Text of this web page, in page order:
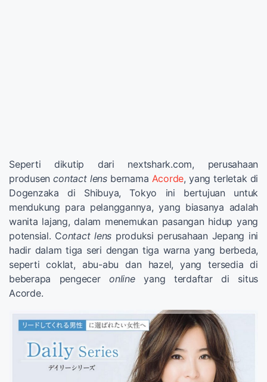
Seperti dikutip dari nextshark.com, perusahaan
produsencontact lensbernama Acorde, yang terletak di
Dogenzaka di Shibuya, Tokyo ini bertujuan untuk
mendukung para pelanggannya, yang biasanya adalah
wanita lajang, dalam menemukan pasangan hidup yang
potensial. Contact lens produksi perusahaan Jepang ini
hadir dalam tiga seri dengan tiga warna yang berbeda,
seperti coklat, abu-abu dan hazel, yang tersedia di
beberapa pengeceronlineyang terdaftar di situs
Acorde.